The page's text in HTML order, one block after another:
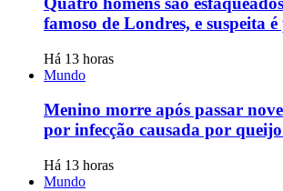
famoso de Londres, e suspeita é
Há 13 horas
Mundo
Menino morre após passar
por infecção causada por
Há 13 horas
Mundo